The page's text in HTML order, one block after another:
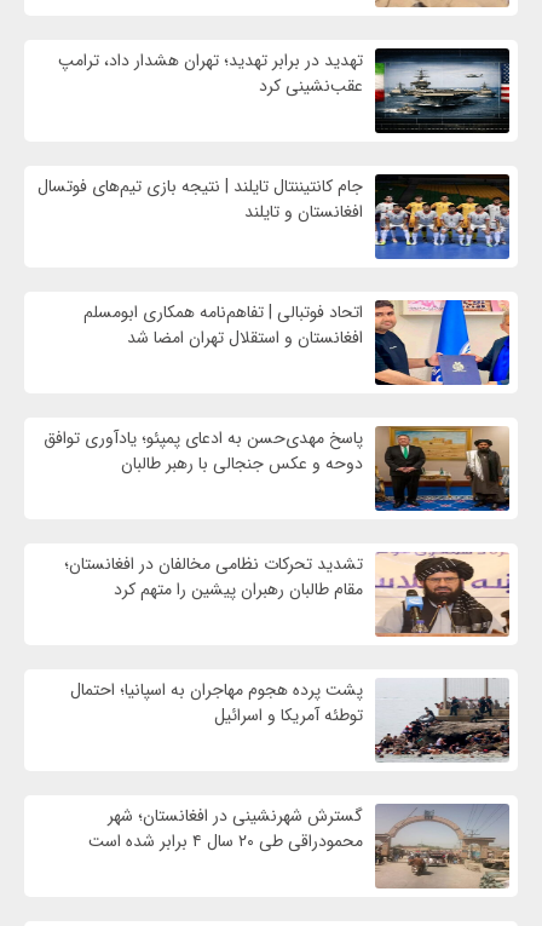
تهدید در برابر تهدید؛ تهران هشدار داد، ترامپ
عقب‌نشینی کرد
جام کانتیننتال تایلند | نتیجه بازی تیم‌های فوتسال
افغانستان و تایلند
اتحاد فوتبالی | تفاهم‌نامه همکاری ابومسلم
افغانستان و استقلال تهران امضا شد
پاسخ مهدی‌حسن به ادعای پمپئو؛ یادآوری توافق
دوحه و عکس جنجالی با رهبر طالبان
تشدید تحرکات نظامی مخالفان در افغانستان؛
مقام طالبان رهبران پیشین را متهم کرد
پشت پرده هجوم مهاجران به اسپانیا؛ احتمال
توطئه آمریکا و اسرائیل
گسترش شهرنشینی در افغانستان؛ شهر
محمودراقی طی ۲۰ سال ۴ برابر شده است